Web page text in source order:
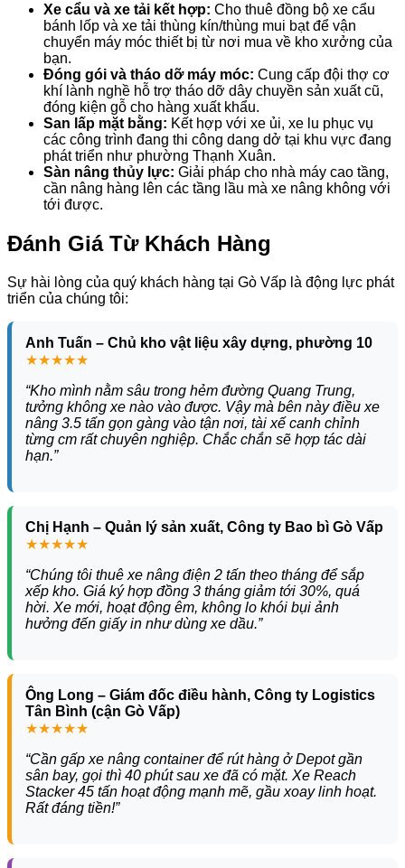
Xe cẩu và xe tải kết hợp: Cho thuê đồng bộ xe cẩu
bánh lốp và xe tải thùng kín/thùng mui bạt để vận
chuyển máy móc thiết bị từ nơi mua về kho xưởng của
bạn.
Đóng gói và tháo dỡ máy móc: Cung cấp đội thợ cơ
khí lành nghề hỗ trợ tháo dỡ dây chuyền sản xuất cũ,
đóng kiện gỗ cho hàng xuất khẩu.
San lấp mặt bằng: Kết hợp với xe ủi, xe lu phục vụ
các công trình đang thi công dang dở tại khu vực đang
phát triển như phường Thạnh Xuân.
Sàn nâng thủy lực: Giải pháp cho nhà máy cao tầng,
cần nâng hàng lên các tầng lầu mà xe nâng không với
tới được.
Đánh Giá Từ Khách Hàng
Sự hài lòng của quý khách hàng tại Gò Vấp là động lực phát
triển của chúng tôi:
Anh Tuấn – Chủ kho vật liệu xây dựng, phường 10
★★★★★
“Kho mình nằm sâu trong hẻm đường Quang Trung,
tưởng không xe nào vào được. Vậy mà bên này điều xe
nâng 3.5 tấn gọn gàng vào tận nơi, tài xế canh chỉnh
từng cm rất chuyên nghiệp. Chắc chắn sẽ hợp tác dài
hạn.”
Chị Hạnh – Quản lý sản xuất, Công ty Bao bì Gò Vấp
★★★★★
“Chúng tôi thuê xe nâng điện 2 tấn theo tháng để sắp
xếp kho. Giá ký hợp đồng 3 tháng giảm tới 30%, quá
hời. Xe mới, hoạt động êm, không lo khói bụi ảnh
hưởng đến giấy in như dùng xe dầu.”
Ông Long – Giám đốc điều hành, Công ty Logistics
Tân Bình (cận Gò Vấp)
★★★★★
“Cần gấp xe nâng container để rút hàng ở Depot gần
sân bay, gọi thì 40 phút sau xe đã có mặt. Xe Reach
Stacker 45 tấn hoạt động mạnh mẽ, gầu xoay linh hoạt.
Rất đáng tiền!”